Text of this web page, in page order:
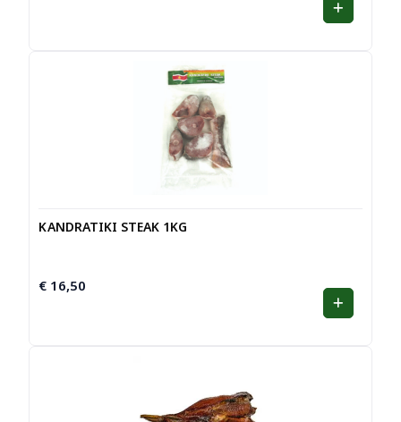
KANDRATIKI STEAK 1KG
€ 16,50